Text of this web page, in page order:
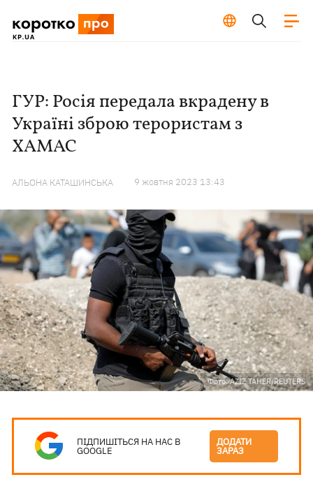
ГУР: Росія передала вкрадену в
Україні зброю терористам з
ХАМАС
АЛЬОНА КАТАШИНСЬКА 9 жовтня 2023 13:43
Фото: AZIZ TAHER/REUTERS
ПІДПИШІТЬСЯ НА НАС В
GOOGLE
ДОДАТИ
ЗАРАЗ